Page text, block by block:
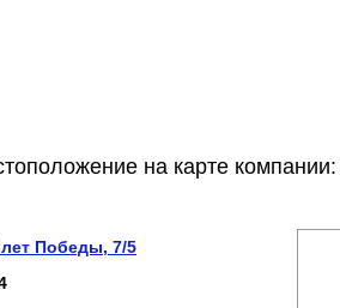
на карте
Победы, 7/5